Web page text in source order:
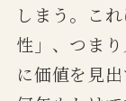
しまう。こ
性」、つま
に価値を見